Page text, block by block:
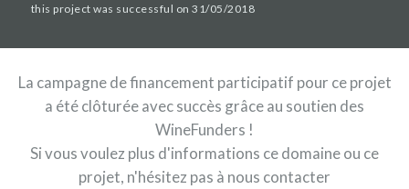
this project was successful on 31/05/2018
La campagne de financement participatif pour ce projet
a été clôturée avec succès grâce au soutien des
WineFunders !
Si vous voulez plus d'informations ce domaine ou ce
projet, n'hésitez pas à nous contacter